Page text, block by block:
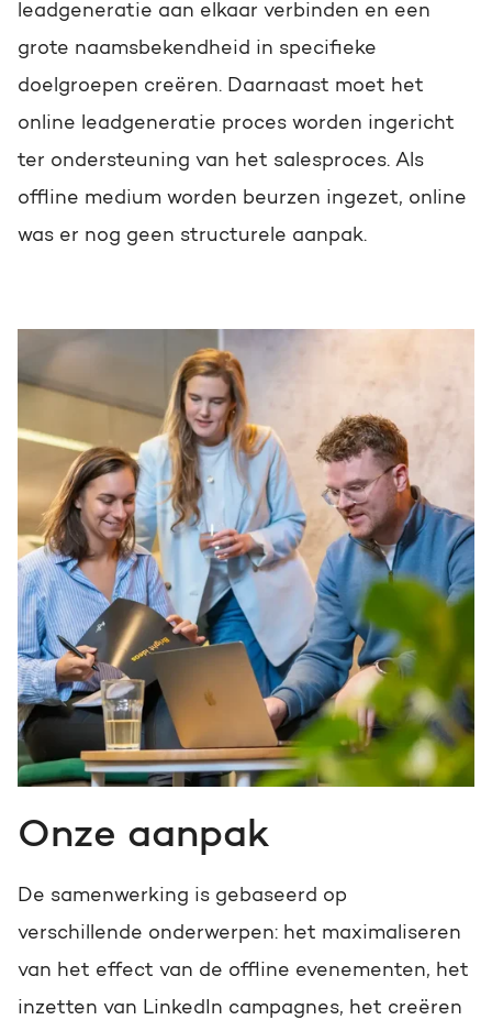
leadgeneratie aan elkaar verbinden en een
grote naamsbekendheid in specifieke
doelgroepen creëren. Daarnaast moet het
online leadgeneratie proces worden ingericht
ter ondersteuning van het salesproces. Als
offline medium worden beurzen ingezet, online
was er nog geen structurele aanpak.
Onze aanpak
De samenwerking is gebaseerd op
verschillende onderwerpen: het maximaliseren
van het effect van de offline evenementen, het
inzetten van LinkedIn campagnes, het creëren